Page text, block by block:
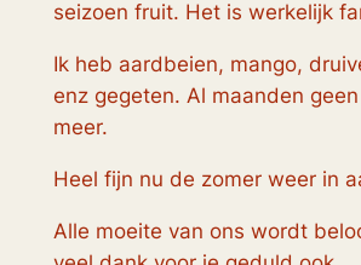
seizoen fruit. Het is werkelijk
Ik heb aardbeien, mango,
enz gegeten. Al maanden
meer.
Heel fijn nu de zomer weer in
Alle moeite van ons wordt